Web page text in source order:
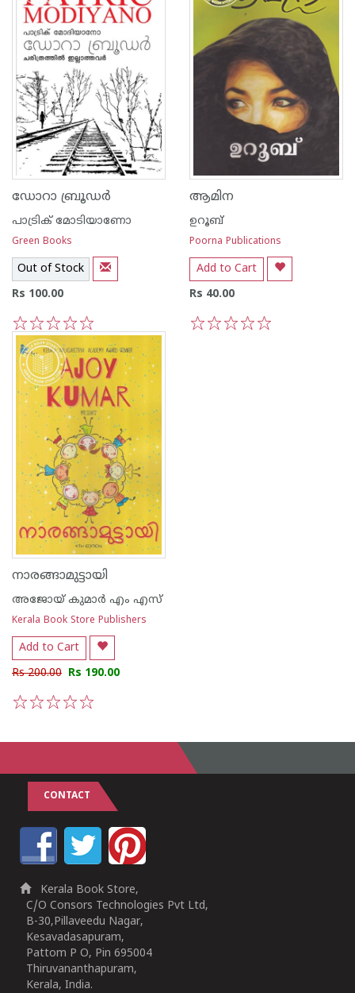
ഡോറാ ബ്രൂഡര്‍
പാട്രിക് മോടിയാണോ
Green Books
Out of Stock
Rs 100.00
5
4
3
2
1
ആമിന
ഉറൂബ്‌
Poorna Publications
Add to Cart
Rs 40.00
നാരങ്ങാമുട്ടായി
അജോയ് കുമാര്‍ എം എസ്
Kerala Book Store Publishers
Add to Cart
Rs 200.00 Rs 190.00
CONTACT
Kerala Book Store,
C/O Consors Technologies Pvt Ltd,
B-30,Pillaveedu Nagar,
Kesavadasapuram,
Pattom P O, Pin 695004
Thiruvananthapuram,
Kerala, India.